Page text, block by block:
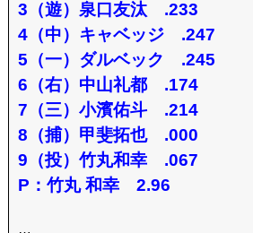
3（遊）泉口友汰 .233
4（中）キャベッジ .247
5（一）ダルベック .245
6（右）中山礼都 .174
7（三）小濱佑斗 .214
8（捕）甲斐拓也 .000
9（投）竹丸和幸 .067
P：竹丸 和幸 2.96
…